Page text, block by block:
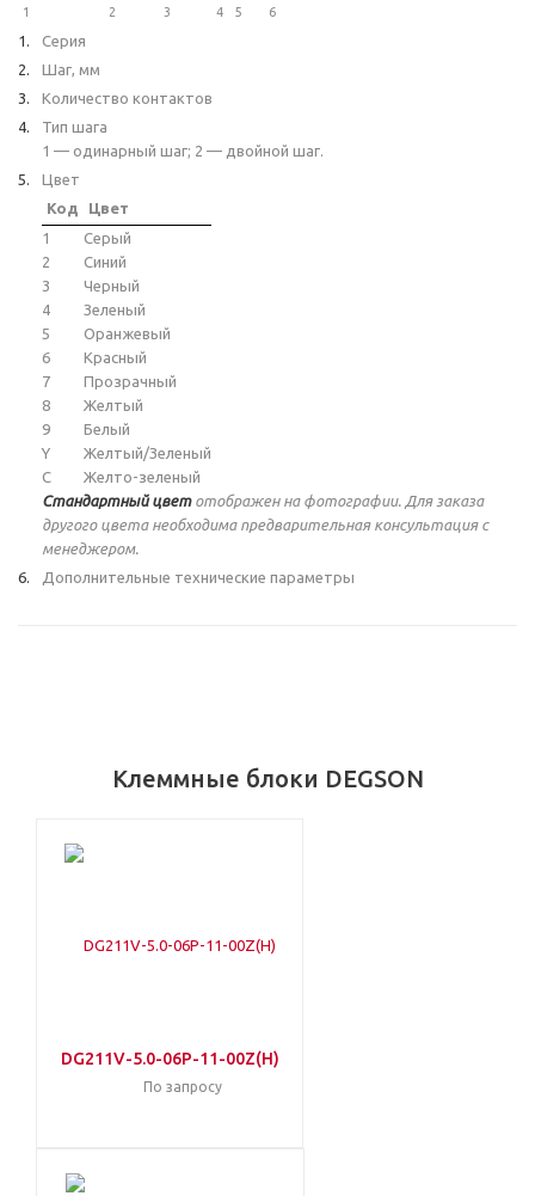
1 2 3 4 5 6
Серия
Шаг, мм
Количество контактов
Тип шага
1 — одинарный шаг; 2 — двойной шаг.
Цвет
Код
Цвет
1
Серый
2
Синий
3
Черный
4
Зеленый
5
Оранжевый
6
Красный
7
Прозрачный
8
Желтый
9
Белый
Y
Желтый/Зеленый
C
Желто-зеленый
Стандартный цветотображен на фотографии. Для заказа
другого цвета необходима предварительная консультация с
менеджером.
Дополнительные технические параметры
Клеммные блоки DEGSON
DG211V-5.0-06P-11-00Z(H)
По запросу